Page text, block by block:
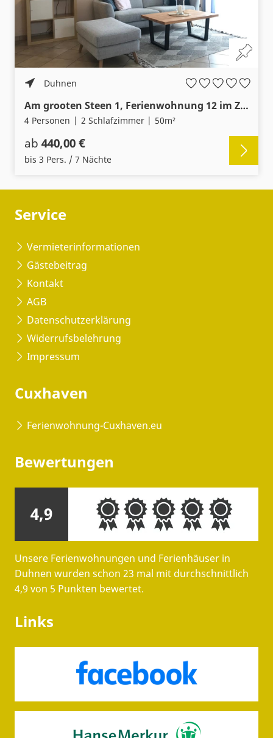
Duhnen
Am grooten Steen 1, Ferienwohnung 12 im Zentrum Duhnens
4 Personen 2 Schlafzimmer 50m²
ab 440,00 €
bis 3 Pers. / 7 Nächte
Service
Vermieterinformationen
Gästebeitrag
Kontakt
AGB
Datenschutzerklärung
Widerrufsbelehrung
Impressum
Cuxhaven
Ferienwohnung-Cuxhaven.eu
Bewertungen
4,9
Unsere Ferienwohnungen und Ferienhäuser in
Duhnen wurden schon 23 mal mit durchschnittlich
4,9 von 5 Punkten bewertet.
Links